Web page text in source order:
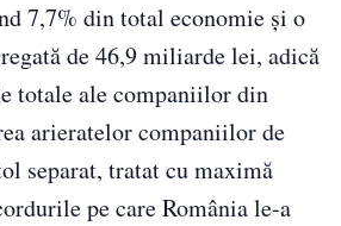
7,7% din total economie şi o
de 46,9 miliarde lei, adică
totale ale companiilor din
arieratelor companiilor de
separat, tratat cu maximă
pe care România le-a